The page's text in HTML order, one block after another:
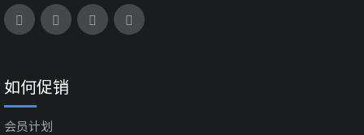
如何促销
会员计划